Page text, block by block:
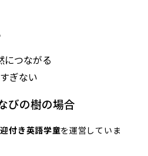
につながる
ぎない
びの樹の場合
付き英語学童を運営していま